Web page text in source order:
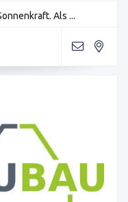
Als ...